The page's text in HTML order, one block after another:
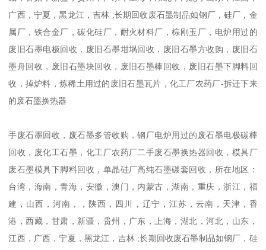
广西，宁夏，黑龙江，吉林 ;长期回收废石墨制品如钢厂，硅厂，金
属厂，铁合金厂，碳化硅厂，耐火材料厂，棕刚玉厂，电炉用过的
废旧石墨电极回收，废旧石墨坩埚回收，废旧石墨方收购，废旧石
墨舟回收，废旧石墨块回收，废旧石墨棒回收，废旧石墨下脚料回
收，掉炉料，炼稀土用过的废旧石墨瓦片，化工厂农药厂-拆迁下来
的废石墨换热器
手废石墨回收，废石墨多管收购，钢厂电炉用过的废石墨电极碳棒
回收，废化工石墨，化工厂农药厂二手废石墨换热器回收，模具厂
废石墨模具下脚料回收，单晶硅厂高纯石墨碳套回收，所在地区：
台湾，海南，青海，安徽，澳门，内蒙古，湖南，重庆，浙江，福
建，山西，河南，，陕西，四川，辽宁，江苏，云南，天津，香
港，西藏，甘肃，新疆，贵州，广东，上海，湖北，河北，山东，
江西，广西，宁夏，黑龙江，吉林 ;长期回收废石墨制品如钢厂，硅